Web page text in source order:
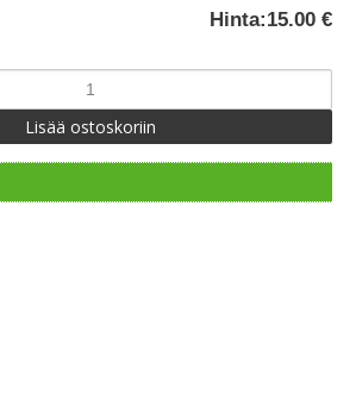
Hinta:15.00 €